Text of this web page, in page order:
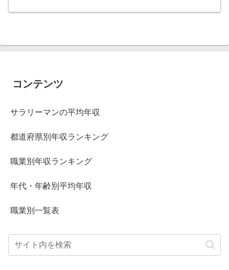
コンテンツ
サラリーマンの平均年収
都道府県別年収ランキング
職業別年収ランキング
年代・年齢別平均年収
職業別一覧表